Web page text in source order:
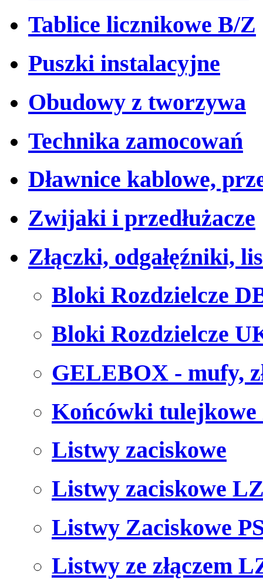
Tablice licznikowe B/Z
Puszki instalacyjne
Obudowy z tworzywa
Technika zamocowań
Dławnice kablowe,
Zwijaki i przedłużacze
Złączki, odgałęźniki,
Bloki Rozdzielcze
Bloki Rozdzielcze
GELEBOX - mufy,
Końcówki tulejkowe
Listwy zaciskowe
Listwy zaciskowe
Listwy Zaciskowe
Listwy ze złączem